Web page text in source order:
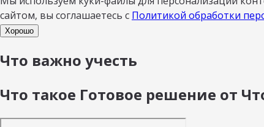
сайтом, вы соглашаетесь с Политикой обработки
Хорошо
Что важно учесть
Что такое Готовое решение от